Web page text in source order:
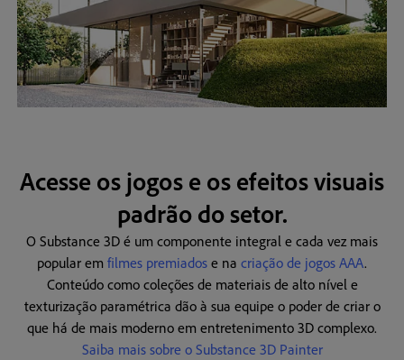
Acesse os jogos e os efeitos visuais
padrão do setor.
O Substance 3D é um componente integral e cada vez mais
popular em filmes premiados e na criação de jogos AAA.
Conteúdo como coleções de materiais de alto nível e
texturização paramétrica dão à sua equipe o poder de criar o
que há de mais moderno em entretenimento 3D complexo.
Saiba mais sobre o Substance 3D Painter